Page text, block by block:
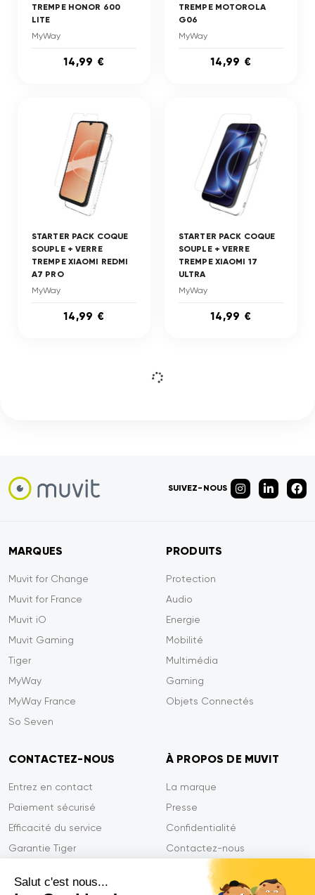
Salut c'est nous...
TREMPE HONOR 600
LITE
MyWay
14,99 €
TREMPE MOTOROLA
G06
MyWay
14,99 €
STARTER PACK COQUE
SOUPLE + VERRE
TREMPE XIAOMI REDMI
A7 PRO
MyWay
14,99 €
STARTER PACK COQUE
SOUPLE + VERRE
TREMPE XIAOMI 17
ULTRA
MyWay
14,99 €
SUIVEZ-NOUS
MARQUES
Muvit for Change
Muvit for France
Muvit iO
Muvit Gaming
Tiger
MyWay
MyWay France
So Seven
PRODUITS
Protection
Audio
Energie
Mobilité
Multimédia
Gaming
Objets Connectés
CONTACTEZ-NOUS
Entrez en contact
Paiement sécurisé
Efficacité du service
Garantie Tiger
À PROPOS DE MUVIT
La marque
Presse
Confidentialité
Contactez-nous